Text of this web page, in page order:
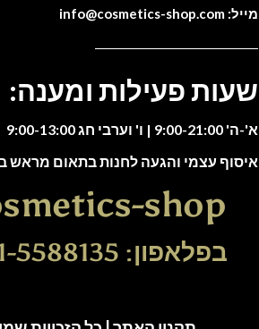
מייל: info@cosmetics-shop.com
שעות פעילות ומענה:
א'-ה' 9:00-21:00 | ו' וערבי חג 9:00-13:00
איסוף עצמי והגעה לחנות בתאום מראש
shop
בפלאפון: 051-5588135